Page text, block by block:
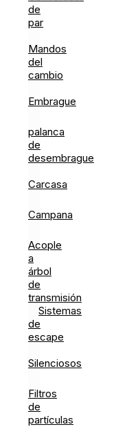
de
par
Mandos
del
cambio
Embrague
palanca
de
desembrague
Carcasa
Campana
Acople
a
árbol
de
transmisión
Sistemas
de
escape
Silenciosos
Filtros
de
partículas